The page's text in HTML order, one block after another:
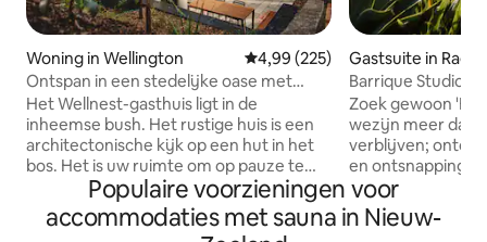
Woning in Wellington Gemiddelde beoordeling van
4,99 (225)
Ontspan in een stedelijke oase met
sauna en uitzicht op de tuin
Het Wellnest-gasthuis ligt in de
inheemse bush. Het rustige huis is een
architectonische kijk op een hut in het
bos. Het is uw ruimte om op pauze te
drukken. Om uit te rusten, te verjongen
en te herstellen. Met zorg ontworpen en
gestyled om je te helpen ontspannen en
Gastsuite in
Barrique Studio
Wines Raglan
Zoek gewoon
wezijn meer dan
verblijven;
en
die op zoek zijn
toevluchtsoord,
deze rustige
Populaire voorzieningen voor
accommodaties met sauna in Nieuw-